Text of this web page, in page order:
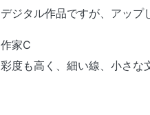
デジタル作品ですが、アップ
作家C
彩度も高く、細い線、小さな